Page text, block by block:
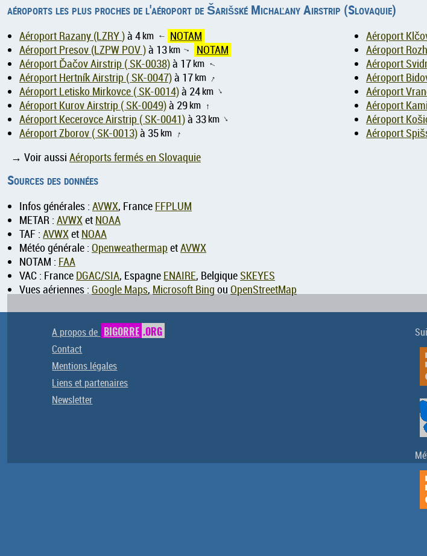
aéroports les plus proches de l'aéroport de Šarišské Michaľany Airstrip (Slovaquie)
Aéroport Razany (LZRY )à 4km ↑
NOTAM
Aéroport Presov (LZPW POV )à 13km ↑
NOTAM
Aéroport Ďačov Airstrip ( SK-0038)à 17km ↑
Aéroport Hertník Airstrip ( SK-0047)à 17km ↑
Aéroport Letisko Mirkovce ( SK-0014)à 24km ↑
Aéroport Kurov Airstrip ( SK-0049)à 29km ↑
Aéroport Kecerovce Airstrip ( SK-0041)à 33km ↑
Aéroport Zborov ( SK-0013)à 35km ↑
Aéroport
→ Voir aussi Aéroports fermés en Slovaquie
Sources des données
Infos générales : AVWX, France FFPLUM
METAR : AVWXet NOAA
TAF : AVWXet NOAA
Météo générale : OpenweathermapetAVWX
NOTAM : FAA
VAC : France DGAC/SIA, Espagne ENAIRE, Belgique SKEYES
Vues aériennes : Google Maps, Microsoft Bing ou OpenStreetMap
A propos de BIGORRE .ORG
Contact
Mentions légales
Liens et partenaires
Newsletter